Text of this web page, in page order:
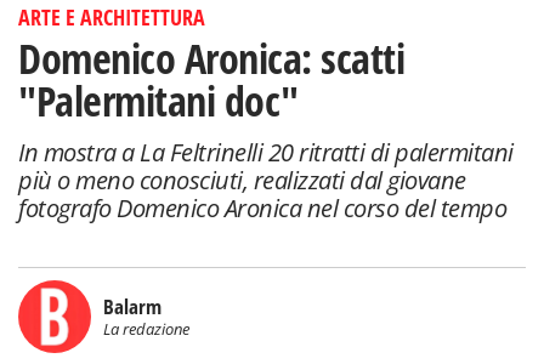
ARTE E ARCHITETTURA
Domenico Aronica: scatti
"Palermitani doc"
In mostra a La Feltrinelli 20 ritratti di palermitani
più o meno conosciuti, realizzati dal giovane
fotografo Domenico Aronica nel corso del tempo
Balarm
La redazione